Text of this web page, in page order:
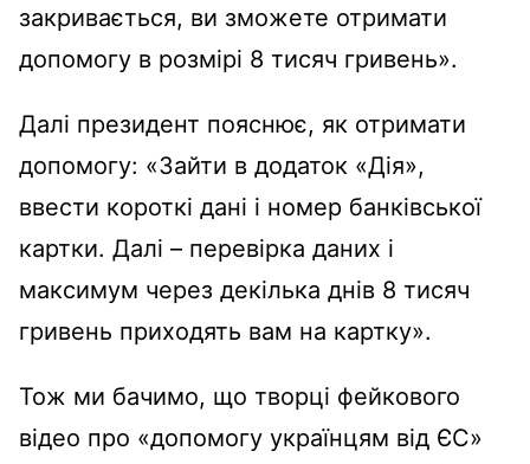
закривається, ви зможете отримати
допомогу в розмірі 8 тисяч гривень».
Далі президент пояснює, як отримати
допомогу: «Зайти в додаток «Дія»,
ввести короткі дані і номер банківської
картки. Далі – перевірка даних і
максимум через декілька днів 8 тисяч
гривень приходять вам на картку».
Тож ми бачимо, що творці фейкового
відео про «допомогу українцям від ЄС»